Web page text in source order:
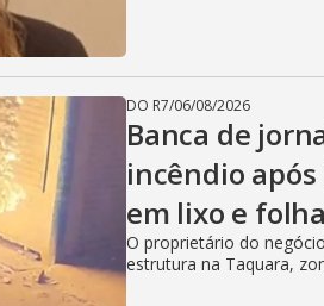
DO R7/06/08/2026
Banca de
incêndio
em lixo e
O proprietário do
estrutura na Taquara,